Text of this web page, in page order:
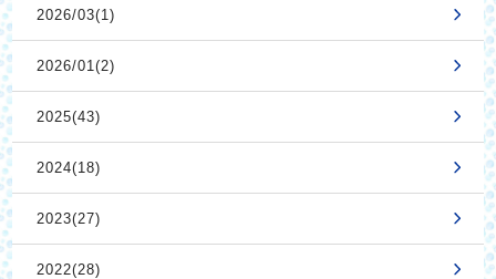
2026/03(1)
2026/01(2)
2025(43)
2024(18)
2023(27)
2022(28)